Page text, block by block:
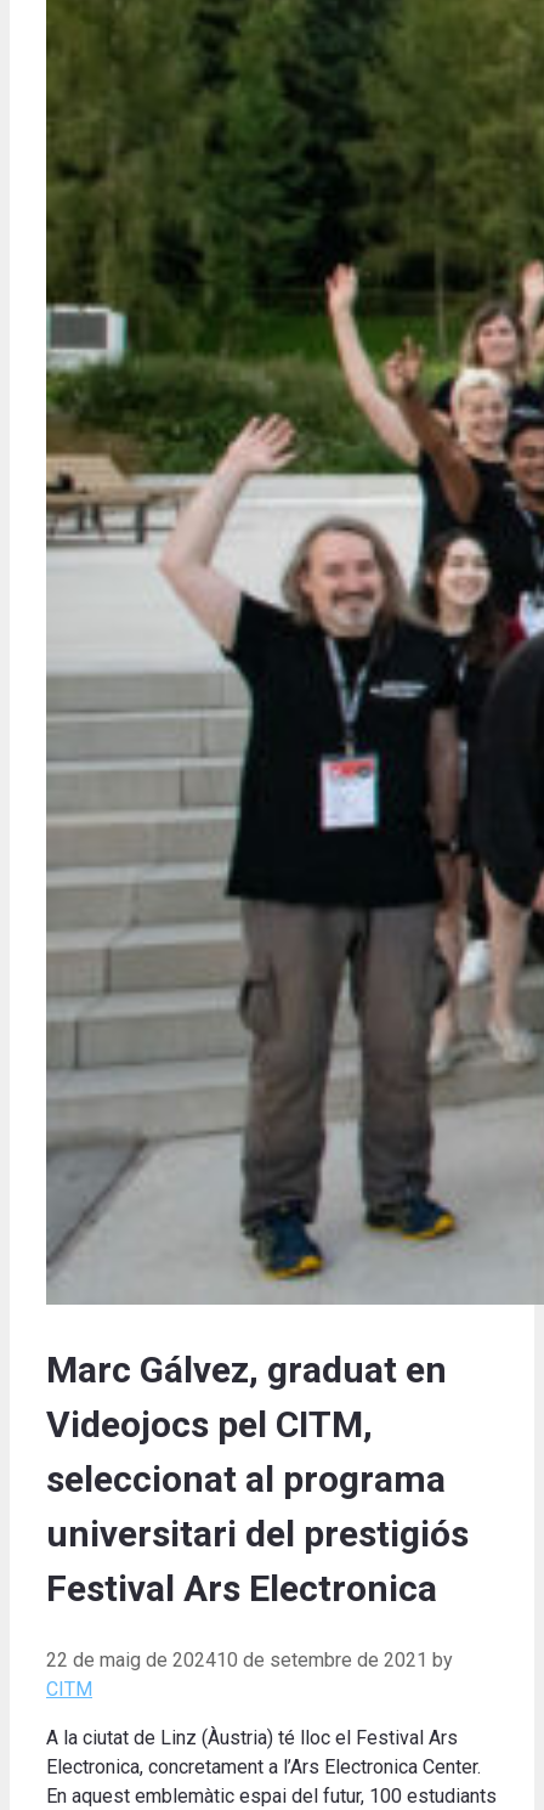
Marc Gálvez, graduat en
Videojocs pel CITM,
seleccionat al programa
universitari del prestigiós
Festival Ars Electronica
22 de maig de 202410 de setembre de 2021 by
CITM
A la ciutat de Linz (Àustria) té lloc el Festival Ars
Electronica, concretament a l’Ars Electronica Center.
En aquest emblemàtic espai del futur, 100 estudiants